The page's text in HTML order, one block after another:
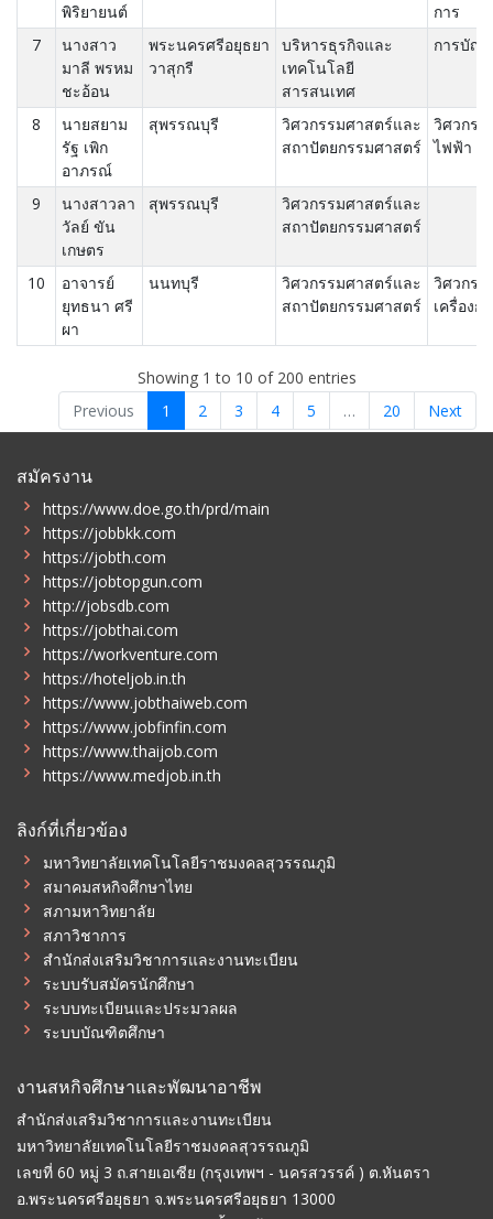
พิริยายนต์
การ
7
นางสาว
มาลี พรหม
ชะอ้อน
พระนครศรีอยุธยา
วาสุกรี
บริหารธุรกิจและ
เทคโนโลยี
สารสนเทศ
การบัญชี
8
นายสยาม
รัฐ เพิก
อาภรณ์
สุพรรณบุรี
วิศวกรรมศาสตร์และ
สถาปัตยกรรมศาสตร์
วิศวกรร
ไฟฟ้า
9
นางสาวลา
วัลย์ ขัน
เกษตร
สุพรรณบุรี
วิศวกรรมศาสตร์และ
สถาปัตยกรรมศาสตร์
10
อาจารย์
ยุทธนา ศรี
ผา
นนทบุรี
วิศวกรรมศาสตร์และ
สถาปัตยกรรมศาสตร์
วิศวกรร
เครื่องกล
Showing 1 to 10 of 200 entries
Previous
1 2 3 4 5 … 20 Next
สมัครงาน
https://www.doe.go.th/prd/main
https://jobbkk.com
https://jobth.com
https://jobtopgun.com
http://jobsdb.com
https://jobthai.com
https://workventure.com
https://hoteljob.in.th
https://www.jobthaiweb.com
https://www.jobfinfin.com
https://www.thaijob.com
https://www.medjob.in.th
ลิงก์ที่เกี่ยวข้อง
มหาวิทยาลัยเทคโนโลยีราชมงคลสุวรรณภูมิ
สมาคมสหกิจศึกษาไทย
สภามหาวิทยาลัย
สภาวิชาการ
สำนักส่งเสริมวิชาการและงานทะเบียน
ระบบรับสมัครนักศึกษา
ระบบทะเบียนและประมวลผล
ระบบบัณฑิตศึกษา
งานสหกิจศึกษาและพัฒนาอาชีพ
สำนักส่งเสริมวิชาการและงานทะเบียน
มหาวิทยาลัยเทคโนโลยีราชมงคลสุวรรณภูมิ
เลขที่ 60 หมู่ 3 ถ.สายเอเซีย (กรุงเทพฯ - นครสวรรค์ ) ต.หันตรา
อ.พระนครศรีอยุธยา จ.พระนครศรีอยุธยา 13000